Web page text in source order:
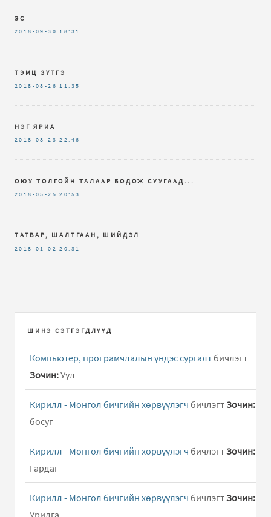
ЭС
2018-09-30 18:31
ТЭМЦ ЗҮТГЭ
2018-08-26 11:35
НЭГ ЯРИА
2018-08-23 22:46
ОЮУ ТОЛГОЙН ТАЛААР БОДОЖ СУУГААД...
2018-05-25 20:53
ТАТВАР, ШАЛТГААН, ШИЙДЭЛ
2018-01-02 20:31
ШИНЭ СЭТГЭГДЛҮҮД
Компьютер, програмчлалын үндэс сургалт бичлэгт
Зочин:Уул
Кирилл - Монгол бичгийн хөрвүүлэгч бичлэгтЗочин:
босуг
Кирилл - Монгол бичгийн хөрвүүлэгч бичлэгтЗочин:
Гардаг
Кирилл - Монгол бичгийн хөрвүүлэгч бичлэгтЗочин: